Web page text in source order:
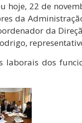
hoje, 22 de
da
da
laborais dos